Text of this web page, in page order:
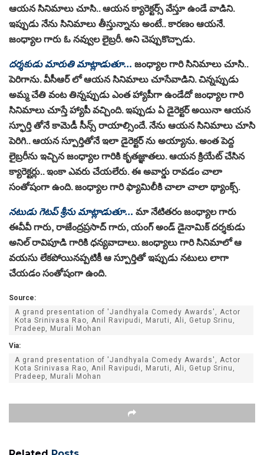
ఆయన సినిమాలు చూసి.. ఆయన క్యారెక్టర్స్ వేస్తూ ఉండే వాడిని.
ఇప్పుడు నేను సినిమాలు తీస్తున్నాను అంటే.. కారణం ఆయనే.
జంధ్యాల గారు ఓ నవ్వుల లైబ్రరీ. అని చెప్పుకొచ్చాడు.
దర్శకుడు మారుతి మాట్లాడుతూ… జంధ్యాల గారి సినిమాలు చూసి..
పెరిగాను. వీసీఆర్ లో ఆయన సినిమాలు చూసేవాడిని. చిన్నప్పుడు
అమ్మ చేతి వంట తిన్నప్పుడు ఎంత హ్యాపీగా ఉండేదో జంధ్యాల గారి
సినిమాలు చూస్తే హ్యాపీ వచ్చింది. ఇప్పుడు ఏ డైరెక్టర్ అయినా ఆయన
స్ఫూర్తి తోనే కామెడీ సీన్స్ రాయాల్సిందే. నేను ఆయన సినిమాలు చూసి
పెరిగి.. ఆయన స్పూర్తితోనే ఇలా డైరెక్టర్ ను అయ్యాను. అంత పెద్ద
లైబ్రరీను ఇచ్చిన జంధ్యాల గారికి కృతజ్ఞాతలు. ఆయన క్రియేట్ చేసిన
క్యారెక్టర్లు.. ఇంకా ఎవరు చేయలేరు. ఈ అవార్డు రావడం చాలా
సంతోషంగా ఉంది. జంధ్యాల గారి ఫ్యామిలీకి చాలా చాలా థ్యాంక్స్.
నటుడు గెటప్ శ్రీను మాట్లాడుతూ… మా నేటితరం జంధ్యాల గారు
ఈవీవీ గారు, రాజేంద్రప్రసాద్ గారు, యంగ్ అండ్ డైనామిక్ దర్శకుడు
అనిల్ రావిపూడి గారికి ధన్యవాదాలు. జంధ్యాలు గారి సినిమాలో ఆ
వయసు లేకపోయినప్పటికీ ఆ స్పూర్తితో ఇప్పుడు నటులు లాగా
చేయడం సంతోషంగా ఉంది.
Source:
A grand presentation of 'Jandhyala Comedy Awards', Actor
Kota Srinivasa Rao, Anil Ravipudi, Maruti, Ali, Getup Srinu,
Pradeep, Murali Mohan
Via:
A grand presentation of 'Jandhyala Comedy Awards', Actor
Kota Srinivasa Rao, Anil Ravipudi, Maruti, Ali, Getup Srinu,
Pradeep, Murali Mohan